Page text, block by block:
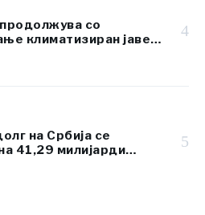
со
климатизиран јавен
4
на Србија се
41,29 милијарди
под 45% од БДП
5